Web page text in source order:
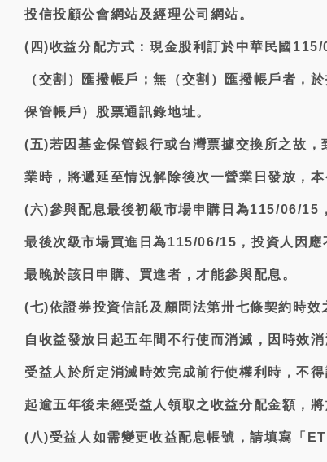
投信投顧公會網站及經理公司網站。
(四)收益分配方式：現金股利訂於中華民國
（交割）匯撥帳戶；無（交割）匯撥帳戶者，
保管帳戶）股票通訊錄地址。
(五)若因基金保管銀行或台灣票據交換所之故
業時，將遞延至情況解除後次一營業日發放，
(六)參與配息最後初級市場申購日為115/06/15，
最後次級市場買進日為115/06/15，投資人因應
最晚於該日申購、買進者，才能參與配息。
(七)依證券投資信託及顧問法第卅七條契約時效
自收益發放日起五年間不行使而消滅，因時效
受益人於所定消滅時效完成前行使權利時，不
起逾五年後未經受益人領取之收益分配金額，
(八)受益人如需變更收益配息帳號，請填寫「